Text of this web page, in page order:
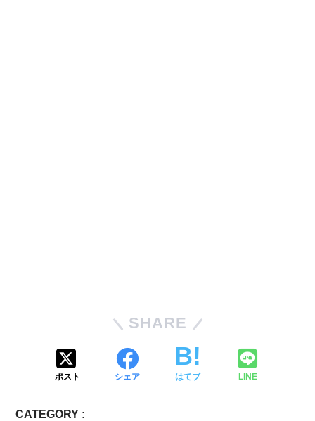
SHARE
ポスト シェア はてブ LINE
CATEGORY :